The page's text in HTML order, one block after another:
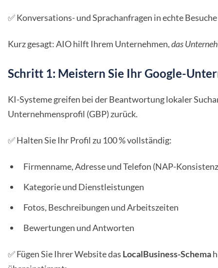
✅ Konversations- und Sprachanfragen in echte
Kurz gesagt: AIO hilft Ihrem Unternehmen,das
Schritt 1: Meistern Sie Ihr Google-
KI-Systeme greifen bei der Beantwortung lokaler
Unternehmensprofil (GBP) zurück.
✅ Halten Sie Ihr Profil zu 100 % vollständig:
Firmenname, Adresse und Telefon (NAP-
Kategorie und Dienstleistungen
Fotos, Beschreibungen und Arbeitszeiten
Bewertungen und Antworten
✅ Fügen Sie Ihrer Website das LocalBusiness-Schema